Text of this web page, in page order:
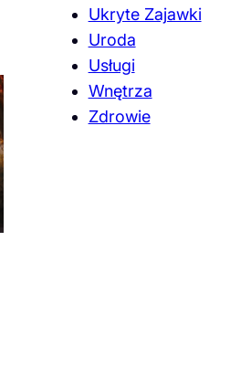
Ukryte Zajawki
Uroda
Usługi
Wnętrza
Zdrowie